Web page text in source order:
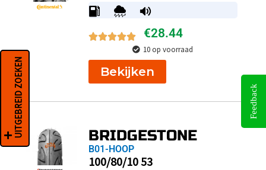
€28.44
10 op voorraad
Bekijken
BRIDGESTONE
B01-HOOP
100/80/10 53
UITGEBREID ZOEKEN Feedback